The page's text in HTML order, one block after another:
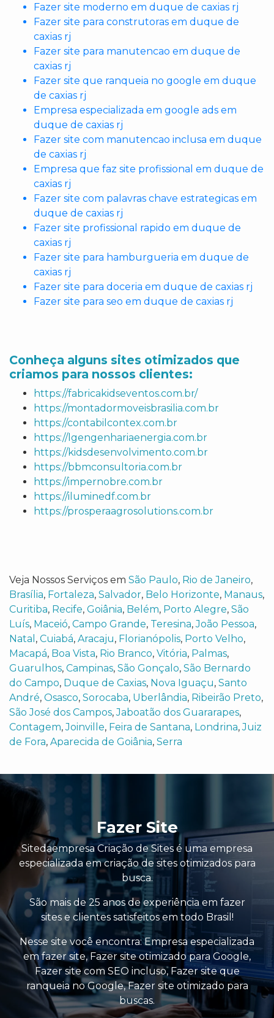
Fazer site moderno em duque de caxias rj
Fazer site para construtoras em duque de
caxias rj
Fazer site para manutencao em duque de
caxias rj
Fazer site que ranqueia no google em duque
de caxias rj
Empresa especializada em google ads em
duque de caxias rj
Fazer site com manutencao inclusa em duque
de caxias rj
Empresa que faz site profissional em duque de
caxias rj
Fazer site com palavras chave estrategicas em
duque de caxias rj
Fazer site profissional rapido em duque de
caxias rj
Fazer site para hamburgueria em duque de
caxias rj
Fazer site para doceria em duque de caxias rj
Fazer site para seo em duque de caxias rj
Conheça alguns sites otimizados que
criamos para nossos clientes:
https://fabricakidseventos.com.br/
https://montadormoveisbrasilia.com.br
https://contabilcontex.com.br
https://lgengenhariaenergia.com.br
https://kidsdesenvolvimento.com.br
https://bbmconsultoria.com.br
https://impernobre.com.br
https://iluminedf.com.br
https://prosperaagrosolutions.com.br
Veja Nossos Serviços em São Paulo, Rio de Janeiro,
Brasília, Fortaleza, Salvador, Belo Horizonte, Manaus,
Curitiba, Recife, Goiânia, Belém, Porto Alegre, São
Luís, Maceió, Campo Grande, Teresina,João Pessoa,
Natal , Cuiabá, Aracaju, Florianópolis, Porto Velho,
Macapá, Boa Vista, Rio Branco, Vitória, Palmas,
Guarulhos, Campinas, São Gonçalo, São Bernardo
do Campo, Duque de Caxias, Nova Iguaçu, Santo
André, Osasco, Sorocaba, Uberlândia, Ribeirão Preto,
São José dos Campos,Jaboatão dos Guararapes,
Contagem,Joinville, Feira de Santana, Londrina,Juiz
de Fora, Aparecida de Goiânia, Serra
Fazer Site
Sitedaempresa Criação de Sites é uma empresa
especializada em criação de sites otimizados para
busca.
São mais de 25 anos de experiência em fazer
sites e clientes satisfeitos em todo Brasil!
Nesse site você encontra:Empresa especializada
em fazer site,Fazer site otimizado para Google,
Fazer site com SEO incluso, Fazer site que
ranqueia no Google,Fazer site otimizado para
buscas.